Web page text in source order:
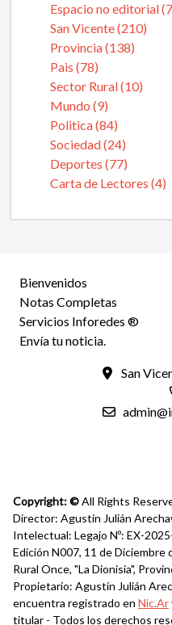
Espacio no editorial
San Vicente (210)
Provincia (138)
Pais (78)
Sector Rural (10)
Mundo (9)
Politica (84)
Sociedad (24)
Deportes (77)
Carta de Lectores (4)
Bienvenidos
Notas Completas
Servicios Inforedes ®
Envía tu noticia.
San
Copyright: ©All Rights
Director: Agustín Julián
Intelectual: Legajo Nº: EX-
Edición N007, 11 de Diciembre
Rural Once, "La Dionisia",
Propietario: Agustín Julián
encuentra registrado en Nic.Ar
titular - Todos los derechos